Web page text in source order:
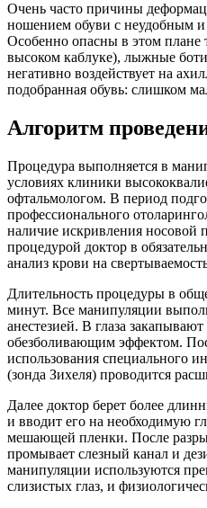
Очень часто причины
ношением обуви с неудобным
Особенно опасны в этом плане
высоком каблуке), лыжные
негативно воздействует на
подобранная обувь: слишком
Алгоритм
Процедура выполняется в
условиях клиники
офтальмологом. В период
профессионального
наличие искривления носовой
процедурой доктор в
анализ крови на
Длительность процедуры в
минут. Все манипуляции
анестезией. В глаза
обезболивающим эффектом.
использования специального
(зонда Зихеля) проводится
Далее доктор берет более
и вводит его на необходимую
мешающей пленки. После
промывает слезный канал и
манипуляции используются
слизистых глаз, и